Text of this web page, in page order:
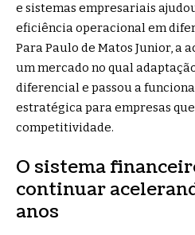
e sistemas empresariais
eficiência operacional em
Para Paulo de Matos Junior, a
um mercado no qual
diferencial e passou a
estratégica para empresas
competitividade.
O sistema
continuar
anos